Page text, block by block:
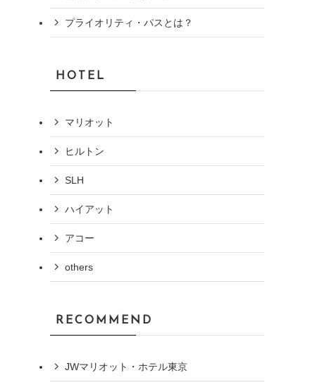
プライオリティ・パスとは？
HOTEL
マリオット
ヒルトン
SLH
ハイアット
アコー
others
RECOMMEND
JWマリオット・ホテル東京